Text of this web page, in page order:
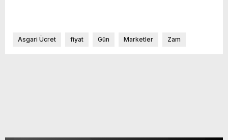
Asgari Ücret fiyat Gün Marketler Zam